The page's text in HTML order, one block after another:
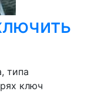
типа
ключ